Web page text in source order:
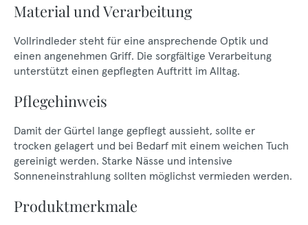
Material und Verarbeitung
Vollrindleder steht für eine ansprechende Optik und
einen angenehmen Griff. Die sorgfältige Verarbeitung
unterstützt einen gepflegten Auftritt im Alltag.
Pflegehinweis
Damit der Gürtel lange gepflegt aussieht, sollte er
trocken gelagert und bei Bedarf mit einem weichen Tuch
gereinigt werden. Starke Nässe und intensive
Sonneneinstrahlung sollten möglichst vermieden werden.
Produktmerkmale